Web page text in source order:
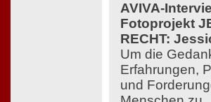
AVIVA-
Fotoprojekt
RECHT:
Um die
Erfahrungen,
und